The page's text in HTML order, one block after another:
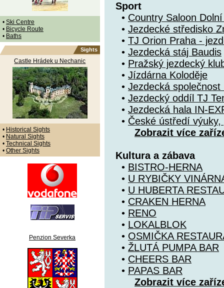
• Ski Centre
• Bicycle Route
• Baths
Sights
Castle Hrádek u Nechanic
• Historical Sights
• Natural Sights
• Technical Sights
• Other Sights
Penzion Severka
Sport
• Country Saloon
• Jezdecké středisko
• TJ Orion Praha -
• Jezdecká stáj Baudis
• Pražský jezdecký
• Jízdárna Koloděje
• Jezdecká společnost
• Jezdecký oddíl TJ
• Jezdecká hala IN-
• České ústředí
Zobrazit více
Kultura a zábava
• BISTRO-HERNA
• U RYBIČKY
• U HUBERTA
• CRAKEN HERNA
• RENO
• LOKALBLOK
• OSMIČKA
• ŽLUTÁ PUMPA BAR
• CHEERS BAR
• PAPAS BAR
Zobrazit více